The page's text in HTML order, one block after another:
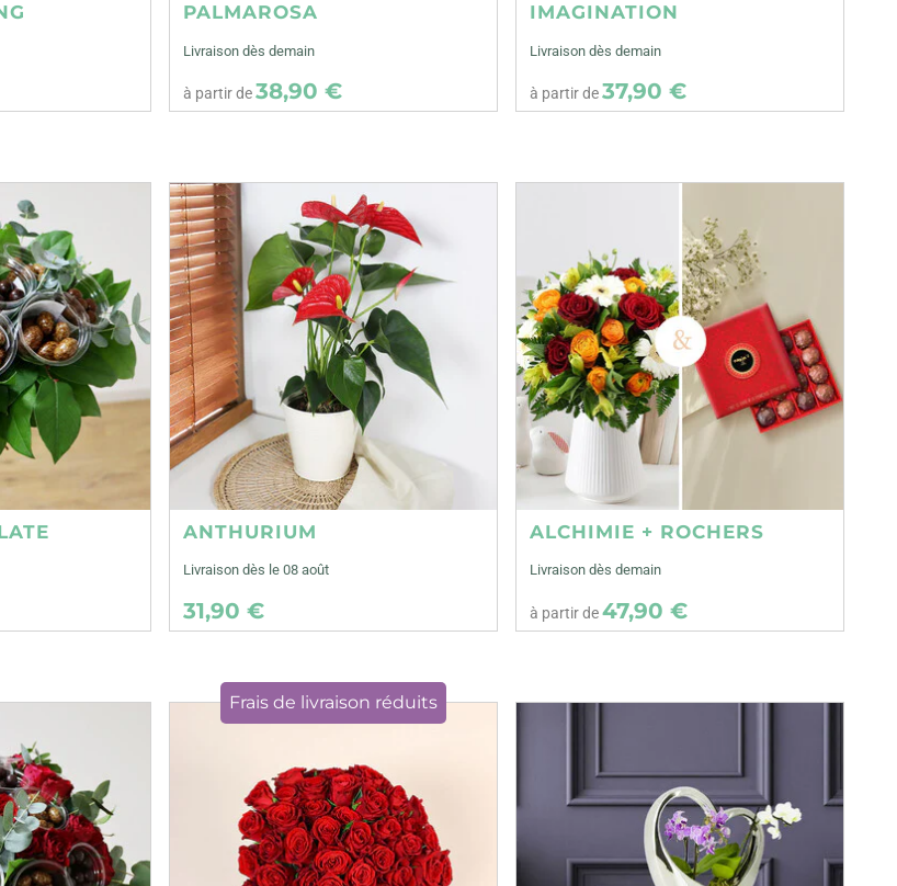
PALMAROSA
Livraison dès demain
à partir de38,90 €
IMAGINATION
Livraison dès demain
à partir de37,90 €
ANTHURIUM
Livraison dès le 08 août
31,90 €
ALCHIMIE + ROCHERS
Livraison dès demain
à partir de47,90 €
Frais de livraison réduits